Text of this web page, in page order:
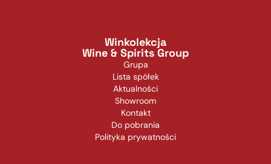
Winkolekcja
Wine & Spirits Group
Grupa
Lista spółek
Aktualności
Showroom
Kontakt
Do pobrania
Polityka prywatności